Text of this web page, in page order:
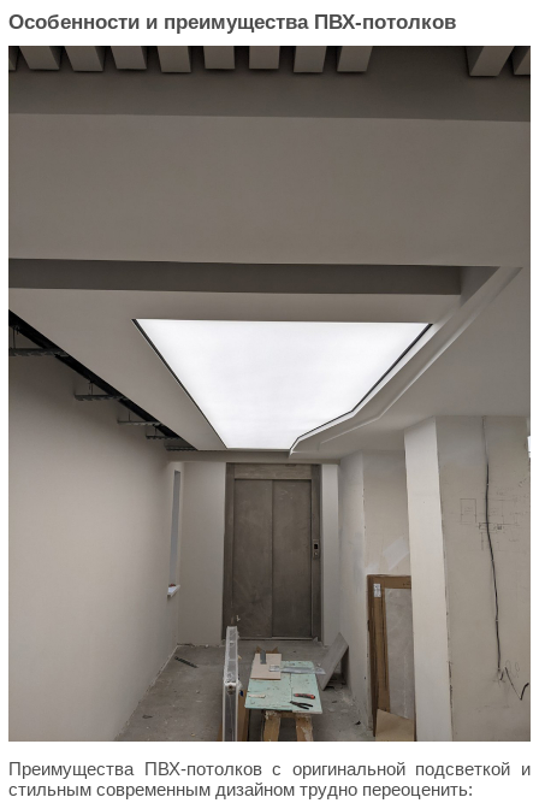
Особенности и преимущества ПВХ-потолков
Преимущества ПВХ-потолков с оригинальной подсветкой и
стильным современным дизайном трудно переоценить: